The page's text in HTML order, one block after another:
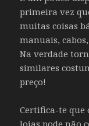
primeira vez
muitas coisas
manuais,
Na verdade
similares
preço!
Certifica-te que